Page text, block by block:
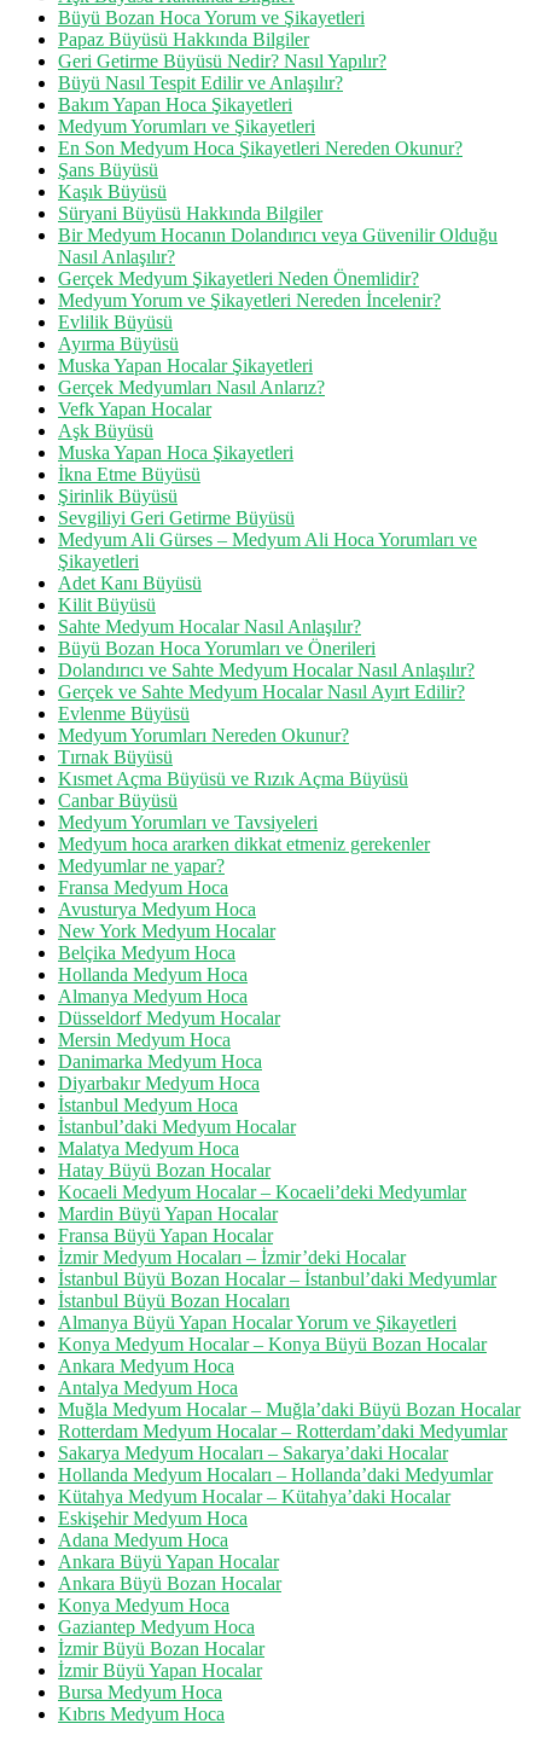
Büyü Bozan Hoca Yorum ve Şikayetleri
Papaz Büyüsü Hakkında Bilgiler
Geri Getirme Büyüsü Nedir? Nasıl Yapılır?
Büyü Nasıl Tespit Edilir ve Anlaşılır?
Bakım Yapan Hoca Şikayetleri
Medyum Yorumları ve Şikayetleri
En Son Medyum Hoca Şikayetleri Nereden Okunur?
Şans Büyüsü
Kaşık Büyüsü
Süryani Büyüsü Hakkında Bilgiler
Bir Medyum Hocanın Dolandırıcı veya Güvenilir Olduğu
Nasıl Anlaşılır?
Gerçek Medyum Şikayetleri Neden Önemlidir?
Medyum Yorum ve Şikayetleri Nereden İncelenir?
Evlilik Büyüsü
Ayırma Büyüsü
Muska Yapan Hocalar Şikayetleri
Gerçek Medyumları Nasıl Anlarız?
Vefk Yapan Hocalar
Aşk Büyüsü
Muska Yapan Hoca Şikayetleri
İkna Etme Büyüsü
Şirinlik Büyüsü
Sevgiliyi Geri Getirme Büyüsü
Medyum Ali Gürses – Medyum Ali Hoca Yorumları ve
Şikayetleri
Adet Kanı Büyüsü
Kilit Büyüsü
Sahte Medyum Hocalar Nasıl Anlaşılır?
Büyü Bozan Hoca Yorumları ve Önerileri
Dolandırıcı ve Sahte Medyum Hocalar Nasıl Anlaşılır?
Gerçek ve Sahte Medyum Hocalar Nasıl Ayırt Edilir?
Evlenme Büyüsü
Medyum Yorumları Nereden Okunur?
Tırnak Büyüsü
Kısmet Açma Büyüsü ve Rızık Açma Büyüsü
Canbar Büyüsü
Medyum Yorumları ve Tavsiyeleri
Medyum hoca ararken dikkat etmeniz gerekenler
Medyumlar ne yapar?
Fransa Medyum Hoca
Avusturya Medyum Hoca
New York Medyum Hocalar
Belçika Medyum Hoca
Hollanda Medyum Hoca
Almanya Medyum Hoca
Düsseldorf Medyum Hocalar
Mersin Medyum Hoca
Danimarka Medyum Hoca
Diyarbakır Medyum Hoca
İstanbul Medyum Hoca
İstanbul’daki Medyum Hocalar
Malatya Medyum Hoca
Hatay Büyü Bozan Hocalar
Kocaeli Medyum Hocalar – Kocaeli’deki Medyumlar
Mardin Büyü Yapan Hocalar
Fransa Büyü Yapan Hocalar
İzmir Medyum Hocaları – İzmir’deki Hocalar
İstanbul Büyü Bozan Hocalar – İstanbul’daki Medyumlar
İstanbul Büyü Bozan Hocaları
Almanya Büyü Yapan Hocalar Yorum ve Şikayetleri
Konya Medyum Hocalar – Konya Büyü Bozan Hocalar
Ankara Medyum Hoca
Antalya Medyum Hoca
Muğla Medyum Hocalar – Muğla’daki Büyü Bozan Hocalar
Rotterdam Medyum Hocalar – Rotterdam’daki Medyumlar
Sakarya Medyum Hocaları – Sakarya’daki Hocalar
Hollanda Medyum Hocaları – Hollanda’daki Medyumlar
Kütahya Medyum Hocalar – Kütahya’daki Hocalar
Eskişehir Medyum Hoca
Adana Medyum Hoca
Ankara Büyü Yapan Hocalar
Ankara Büyü Bozan Hocalar
Konya Medyum Hoca
Gaziantep Medyum Hoca
İzmir Büyü Bozan Hocalar
İzmir Büyü Yapan Hocalar
Bursa Medyum Hoca
Kıbrıs Medyum Hoca